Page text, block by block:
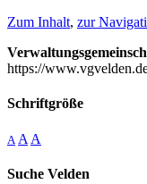
Zum Inhalt, zur
https://
Schriftgröße
A A A
Suche Velden